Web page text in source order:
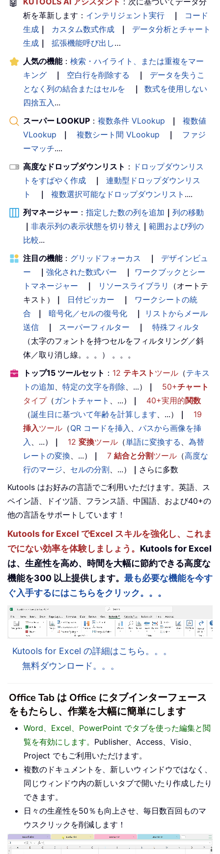
析を革新します： インテリジェント実行 ｜
コード
生成 ｜ カスタム数式作成 ｜
データ分析とチャート
生成 ｜ 拡張機能呼び出し…
人気の機能： 検索・ハイライト、または重複をマー
キング
｜ 空白行を削除する ｜
データを失うこ
となく列の結合またはセルを
｜
数式を使用しない
四捨五入 ...
スーパー LOOKUP ： 複数条件 VLookup ｜
複数値
VLookup
｜ 複数シート間 VLookup ｜
ファジ
ーマッチ....
高度なドロップダウンリスト ： ドロップダウンリス
トをすばやく作成
｜
連動型ドロップダウンリス
ト
｜ 複数選択可能なドロップダウンリスト ....
列マネージャー ： 指定した数の列を追加 ｜ 列の移動
｜ 非表示列の表示状態を切り替え ｜ 範囲および列の
比較...
注目の機能： グリッドフォーカス ｜
デザインビュ
ー
｜ 強化された数式バー ｜
ワークブックとシー
トマネージャー
｜ リソースライブラリ
（オートテ
キスト）
｜ 日付ピッカー ｜
ワークシートの統
合
｜ 暗号化／セルの復号化 ｜
リストからメール
送信
｜ スーパーフィルター ｜
特殊フィルタ
（太字のフォントを持つセルをフィルタリング／斜
体／取り消し線。。。） 。。。
トップ15 ツールセット ： 12 テキスト ツール （テキス
トの追加
特定の文字を削除 、...） ｜ 50+チャート
タイプ（ ガントチャート 、...） ｜ 40+実用的関数
（誕生日に基づいて年齢を計算します 、...） ｜
19
挿入ツール （QR コードを挿入
パスから画像を挿
入
、...） ｜ 12 変換ツール （単語に変換する
為替
レートの変換 、...） ｜ 7 結合と分割ツール （高度な
行のマージ
セルの分割 、...） ｜ さらに多数
Kutools はお好みの言語でご利用いただけます。英語、ス
ペイン語、ドイツ語、フランス語、中国語、および40+の
他の言語をサポートしています！
Kutools for Excel でExcel スキルを強化し、これま
でにない効率を体験しましょう。 Kutools for Excel
は、生産性を高め、時間を大幅に節約できる高度な
機能を300 以上提供します。 最も必要な機能を今す
ぐ入手するにはこちらをクリック。。。
Kutools for Excel の詳細はこちら。。。
無料ダウンロード。。。
Office Tab は Office にタブインターフェース
をもたらし、作業を大幅に簡単にします
Word、Excel、PowerPoint でタブを使った編集と閲
覧を有効にします。 Publisher、Access、Visio、
Project でもご利用いただけます。
複数のドキュメントを、新しいウィンドウではなく、
同じウィンドウ内の新しいタブで開いたり作成したり
できます。
日々の生産性を50％も向上させ、毎日数百回ものマ
ウスクリックを削減します！